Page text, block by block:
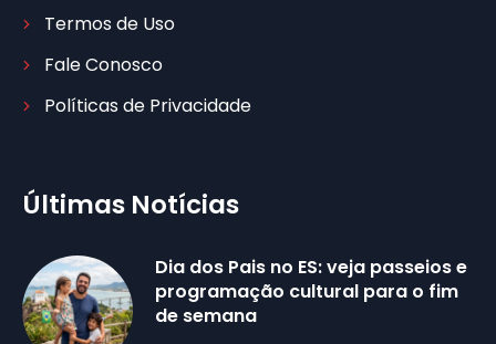
Termos de Uso
Fale Conosco
Políticas de Privacidade
Últimas Notícias
Dia dos Pais no ES: veja passeios e
programação cultural para o fim
de semana